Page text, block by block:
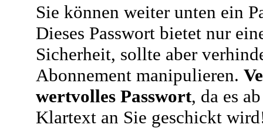
Sie können weiter unten ein
Dieses Passwort bietet nur
Sicherheit, sollte aber
Abonnement manipulieren.
wertvolles Passwort, da es
Klartext an Sie geschickt